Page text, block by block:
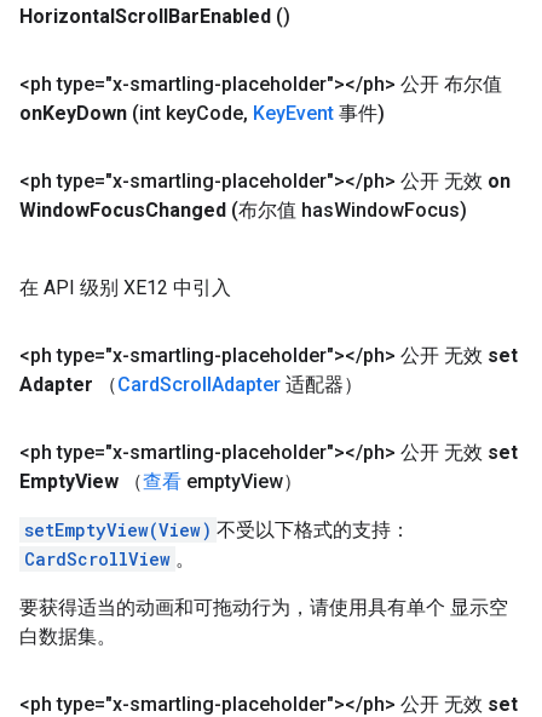
HorizontalScrollBarEnabled ()
<ph type="x-smartling-placeholder"></ph> 公开 布尔值
onKeyDown (int keyCode, KeyEvent 事件)
<ph type="x-smartling-placeholder"></ph> 公开 无效 on
WindowFocusChanged (布尔值 hasWindowFocus)
在 API 级别 XE12 中引入
<ph type="x-smartling-placeholder"></ph> 公开 无效 set
Adapter
（CardScrollAdapter 适配器）
<ph type="x-smartling-placeholder"></ph> 公开 无效 set
EmptyView （查看 emptyView）
setEmptyView(View) 不受以下格式的支持：
CardScrollView 。
要获得适当的动画和可拖动行为，请使用具有单个 显示空
白数据集。
<ph type="x-smartling-placeholder"></ph> 公开 无效 set